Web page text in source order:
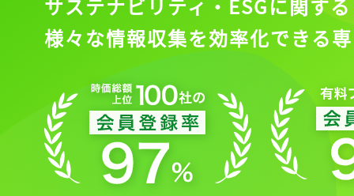
サステナビリティ・ESGに関する
様々な情報収集を効率化できる